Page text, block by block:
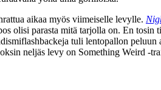
aikaa myös viimeiselle levylle.
olisi parasta mitä tarjolla on. En
tuli lentopallon
neljäs levy on Something Weird